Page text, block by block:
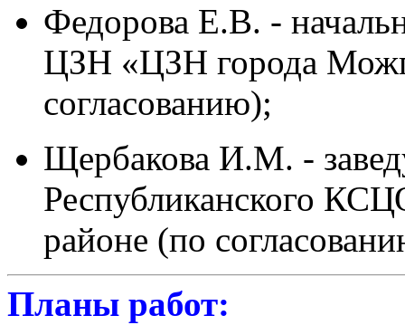
Федорова Е.В. -
ЦЗН «ЦЗН города
согласованию);
Щербакова И.М. -
Республиканского
районе (по
Планы работ: